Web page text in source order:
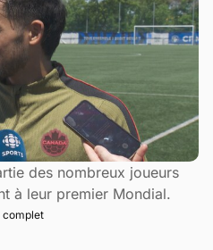
des nombreux joueurs
à leur premier Mondial.